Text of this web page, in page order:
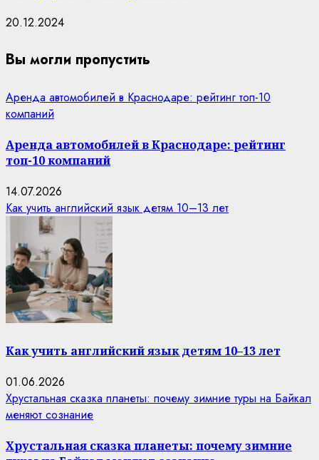
20.12.2024
Вы могли пропустить
Аренда автомобилей в Краснодаре: рейтинг топ-10
компаний
Аренда автомобилей в Краснодаре: рейтинг
топ-10 компаний
14.07.2026
Как учить английский язык детям 10–13 лет
Как учить английский язык детям 10–13 лет
01.06.2026
Хрустальная сказка планеты: почему зимние туры на Байкал
меняют сознание
Хрустальная сказка планеты: почему зимние